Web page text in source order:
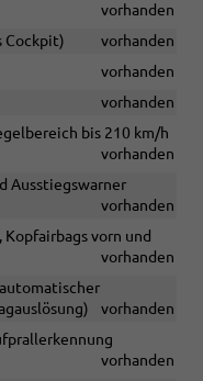
vorhanden
Cockpit)
vorhanden
vorhanden
vorhanden
bis 210 km/h
vorhanden
Ausstiegswarner
vorhanden
vorn und
vorhanden
vorhanden
vorhanden